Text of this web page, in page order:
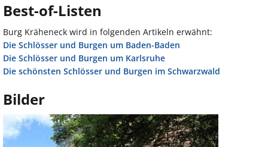
Best-of-Listen
Burg Kräheneck wird in folgenden Artikeln erwähnt:
Die Schlösser und Burgen um Baden-Baden
Die Schlösser und Burgen um Karlsruhe
Die schönsten Schlösser und Burgen im Schwarzwald
Bilder